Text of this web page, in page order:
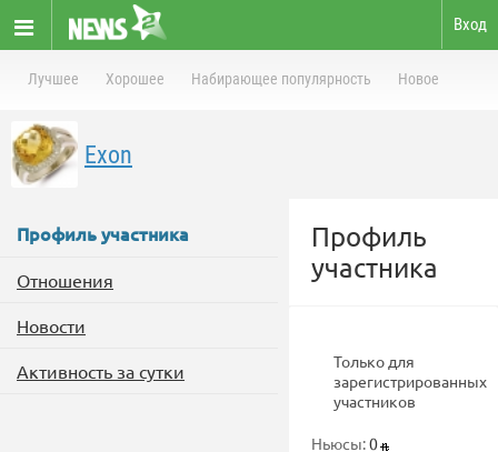
Вход
Лучшее Хорошее Набирающее популярность Новое
Exon
Профиль участника
Отношения
Новости
Активность за сутки
Профиль
участника
Только для
зарегистрированных
участников
Ньюсы:0